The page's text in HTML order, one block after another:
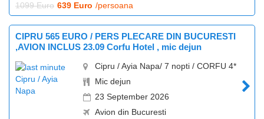
1099 Euro 639 Euro /persoana
CIPRU 565 EURO / PERS PLECARE DIN BUCURESTI
,AVION INCLUS 23.09 Corfu Hotel , mic dejun
Cipru / Ayia Napa/ 7 nopti / CORFU 4*
Mic dejun
23 September 2026
Avion din Bucuresti